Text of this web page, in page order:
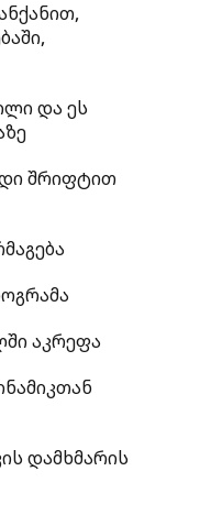
და ეს
შრიფტით
აკრეფა
დამხმარის